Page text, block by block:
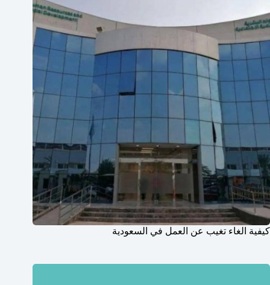
كيفية الغاء تغيب عن العمل في السعودية